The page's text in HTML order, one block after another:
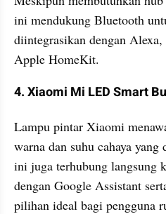
ini mendukung Bluetooth
diintegrasikan dengan
Apple HomeKit​.
4. Xiaomi Mi LED Smart
Lampu pintar Xiaomi
warna dan suhu cahaya
ini juga terhubung langsung
dengan Google Assistant
pilihan ideal bagi pengguna